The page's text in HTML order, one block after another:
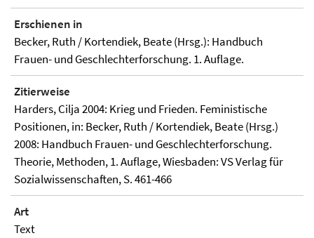
Erschienen in
Becker, Ruth / Kortendiek, Beate (Hrsg.): Handbuch
Frauen- und Geschlechterforschung. 1. Auflage.
Zitierweise
Harders, Cilja 2004: Krieg und Frieden. Feministische
Positionen, in: Becker, Ruth / Kortendiek, Beate (Hrsg.)
2008: Handbuch Frauen- und Geschlechterforschung.
Theorie, Methoden, 1. Auflage, Wiesbaden: VS Verlag für
Sozialwissenschaften, S. 461-466
Art
Text